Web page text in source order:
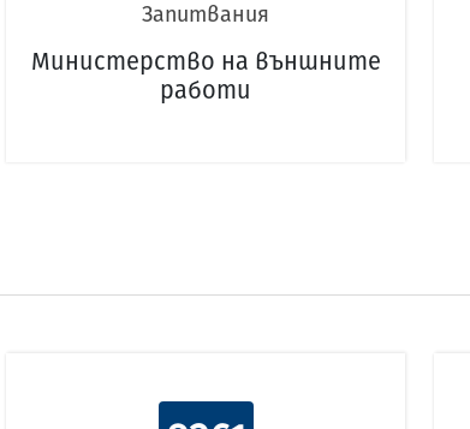
Запитвания
Министерство на външните
работи